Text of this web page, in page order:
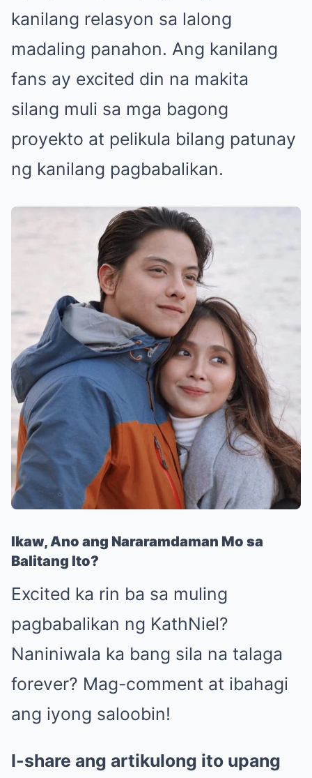
kanilang relasyon sa lalong
madaling panahon. Ang kanilang
fans ay excited din na makita
silang muli sa mga bagong
proyekto at pelikula bilang patunay
ng kanilang pagbabalikan.
Ikaw, Ano ang Nararamdaman Mo sa
Balitang Ito?
Excited ka rin ba sa muling
pagbabalikan ng KathNiel?
Naniniwala ka bang sila na talaga
forever? Mag-comment at ibahagi
ang iyong saloobin!
I-share ang artikulong ito upang